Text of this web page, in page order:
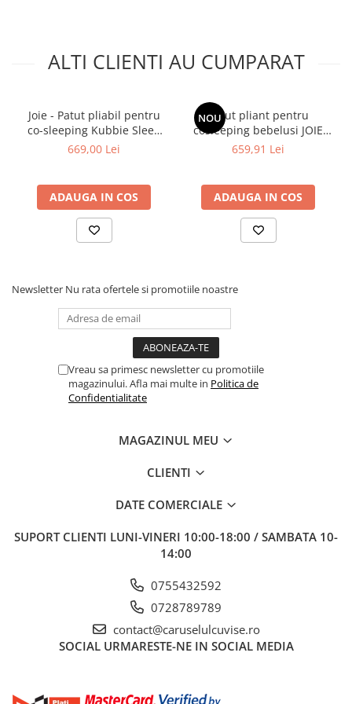
ALTI CLIENTI AU CUMPARAT
Joie - Patut pliabil pentru
co-sleeping Kubbie Sleep
Shale
669,00 Lei
ADAUGA IN COS
NOU
Patut pliant pentru
cosleeping bebelusi JOIE
Kubbie Foggy Gray
659,91 Lei
ADAUGA IN COS
Newsletter Nu rata ofertele si promotiile noastre
Vreau sa primesc newsletter cu promotiile
magazinului. Afla mai multe in Politica de
Confidentialitate
MAGAZINUL MEU
CLIENTI
DATE COMERCIALE
SUPORT CLIENTI LUNI-VINERI 10:00-18:00 / SAMBATA 10-
14:00
0755432592
0728789789
contact@caruselulcuvise.ro
SOCIAL URMARESTE-NE IN SOCIAL MEDIA